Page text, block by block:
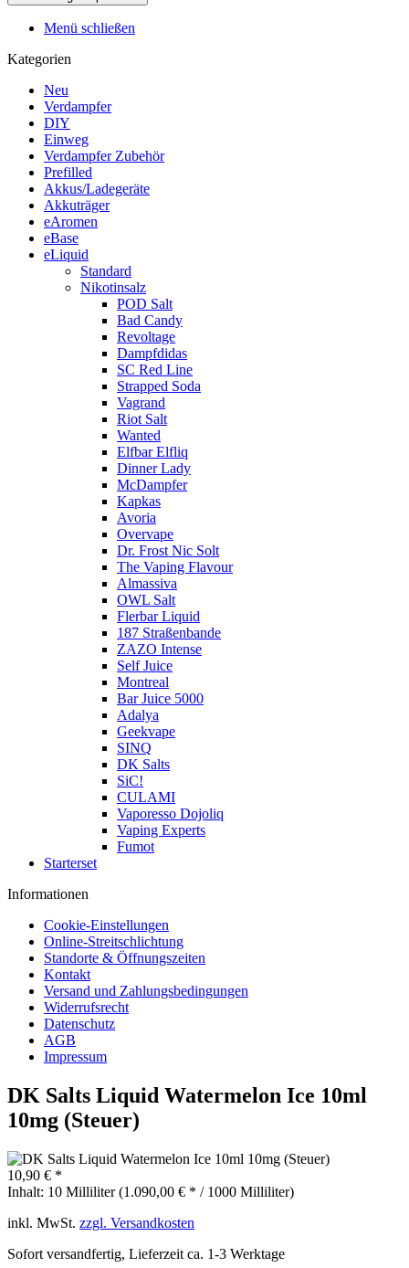
Menü schließen
Kategorien
Neu
Verdampfer
DIY
Einweg
Verdampfer Zubehör
Prefilled
Akkus/Ladegeräte
Akkuträger
eAromen
eBase
eLiquid
Standard
Nikotinsalz
POD Salt
Bad Candy
Revoltage
Dampfdidas
SC Red Line
Strapped Soda
Vagrand
Riot Salt
Wanted
Elfbar Elfliq
Dinner Lady
McDampfer
Kapkas
Avoria
Overvape
Dr. Frost Nic Solt
The Vaping Flavour
Almassiva
OWL Salt
Flerbar Liquid
187 Straßenbande
ZAZO Intense
Self Juice
Montreal
Bar Juice 5000
Adalya
Geekvape
SINQ
DK Salts
SiC!
CULAMI
Vaporesso Dojoliq
Vaping Experts
Fumot
Starterset
Informationen
Cookie-Einstellungen
Online-Streitschlichtung
Standorte & Öffnungszeiten
Kontakt
Versand und Zahlungsbedingungen
Widerrufsrecht
Datenschutz
AGB
Impressum
DK Salts Liquid Watermelon Ice 10ml
10mg (Steuer)
10,90 € *
Inhalt: 10 Milliliter (1.090,00 € * / 1000 Milliliter)
inkl. MwSt. zzgl. Versandkosten
Sofort versandfertig, Lieferzeit ca. 1-3 Werktage